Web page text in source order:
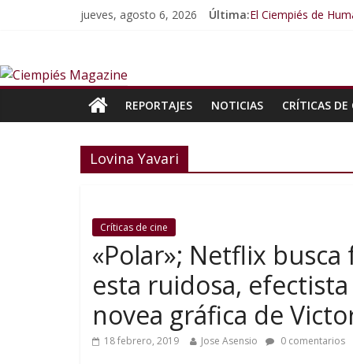
jueves, agosto 6, 2026 Última:El Ciempiés de
El Ciempiés de
REPORTAJES
NOTICIAS CRÍTICAS DE
Lovina Yavari
Críticas de cine
«Polar»; Netflix
esta ruidosa,
novea gráfica de
18 febrero, 2019 Jose Asensio 0 comentarios